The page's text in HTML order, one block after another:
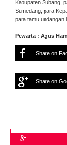
Kabupaten Subang,
Sumedang, para
para tamu undangan
Pewarta : Agus
Share on
Share on